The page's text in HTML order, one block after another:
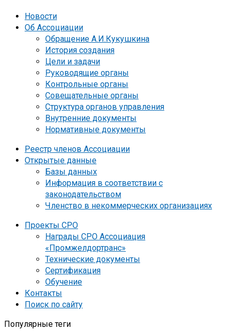
Новости
Об Ассоциации
Обращение А.И.Кукушкина
История создания
Цели и задачи
Руководящие органы
Контрольные органы
Совещательные органы
Структура органов управления
Внутренние документы
Нормативные документы
Реестр членов Ассоциации
Открытые данные
Базы данных
Информация в соответствии с
законодательством
Членство в некоммерческих организациях
Проекты СРО
Награды СРО Ассоциация
«Промжелдортранс»
Технические документы
Сертификация
Обучение
Контакты
Поиск по сайту
Популярные теги